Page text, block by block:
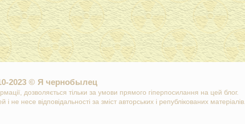
2023 © Я чернобылец
дозволяється тільки за умови прямого гіперпосилання на цей блог.
не несе відповідальності за зміст авторських і републікованих матеріалів..